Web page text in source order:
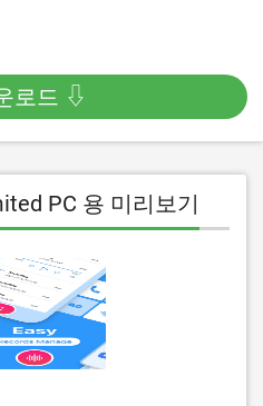
로드 ⇩
PC 용 미리보기